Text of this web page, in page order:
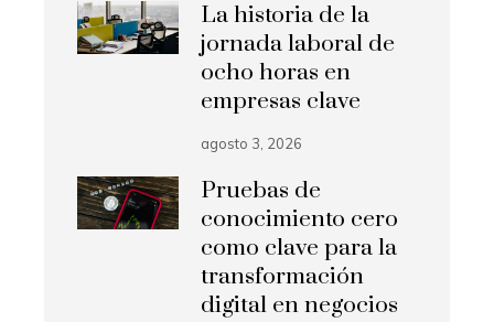
La historia de la
jornada laboral de
ocho horas en
empresas clave
agosto 3, 2026
Pruebas de
conocimiento cero
como clave para la
transformación
digital en negocios